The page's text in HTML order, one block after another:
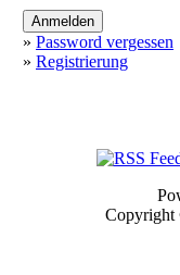
» Password vergessen
» Registrierung
Copyright